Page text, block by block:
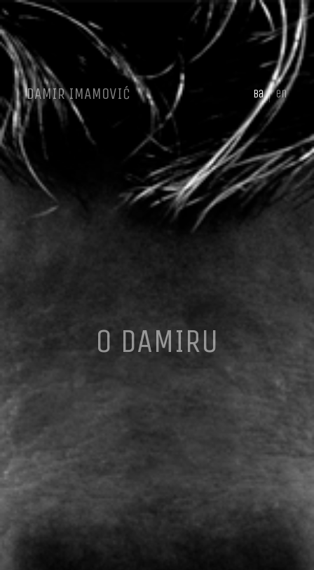
O DAMIRU
DAMIR IMAMOVIĆ ba en